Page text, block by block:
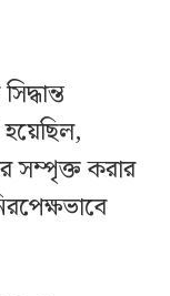
সম্পৃক্ত করার